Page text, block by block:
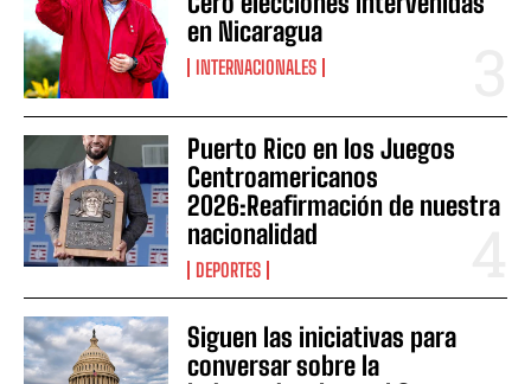
en Nicaragua
INTERNACIONALES
Puerto Rico en los Juegos
Centroamericanos
2026:Reafirmación de nuestra
nacionalidad
DEPORTES
Siguen las iniciativas para
conversar sobre la